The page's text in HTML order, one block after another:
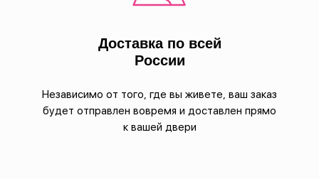
Доставка по всей
России
Независимо от того, где вы живете, ваш заказ
будет отправлен вовремя и доставлен прямо
к вашей двери